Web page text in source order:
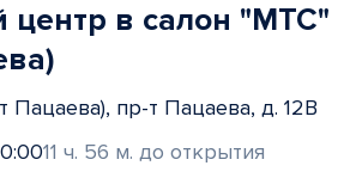
центр в салон "МТС"
Пацаева), пр-т Пацаева, д. 12В
11 ч. 56 м. до открытия